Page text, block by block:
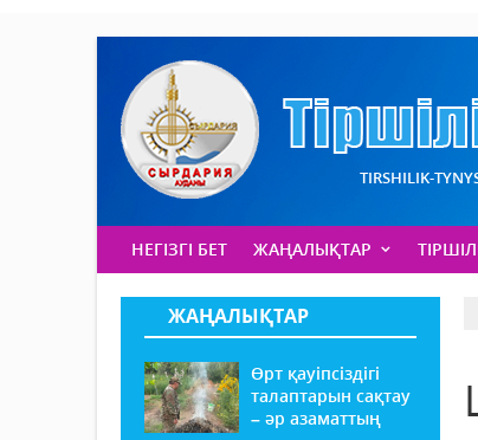
TIRSHILIK-
НЕГІЗГІ БЕТ ЖАҢАЛЫҚТАР
ЖАҢАЛЫҚТАР
Өрт қауіпсіздігі
талаптарын сақтау
– әр азаматтың